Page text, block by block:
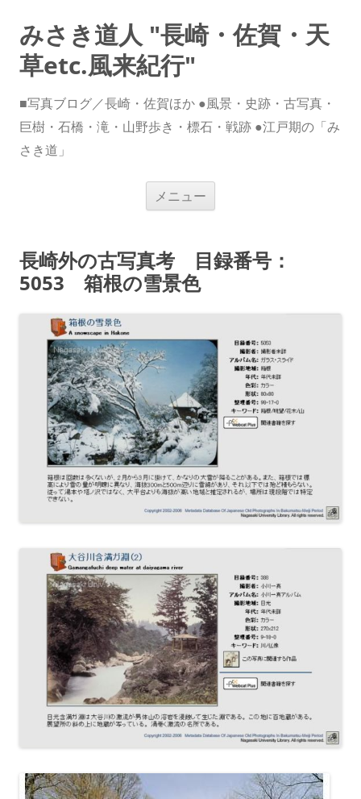
みさき道人 "長崎・佐賀・天
草etc.風来紀行"
■写真ブログ／長崎・佐賀ほか ●風景・史跡・古写真・
巨樹・石橋・滝・山野歩き・標石・戦跡 ●江戸期の「み
さき道」
メニュー
ス
キ
長崎外の古写真考 目録番号：
5053 箱根の雪景色